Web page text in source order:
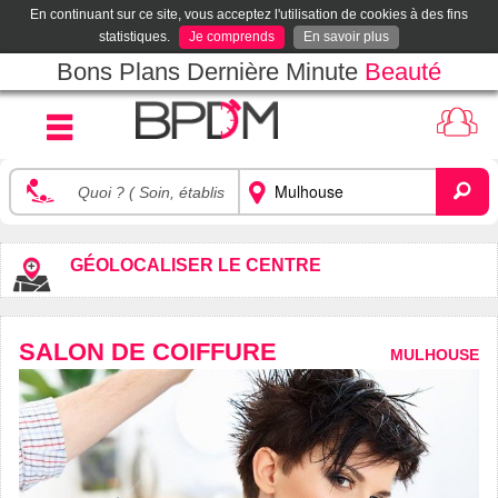
En continuant sur ce site, vous acceptez l'utilisation de cookies à des fins
statistiques.
Je comprends En savoir plus
Bons Plans Dernière Minute Beauté
GÉOLOCALISER LE CENTRE
SALON DE COIFFURE MULHOUSE